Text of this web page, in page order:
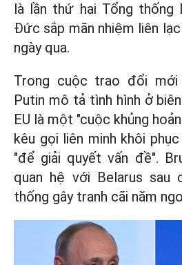
là lần thứ hai Tổng thống
Đức sắp mãn nhiệm liên
ngày qua.
Trong cuộc trao đổi mới
Putin mô tả tình hình ở
EU là một "cuộc khủng
kêu gọi liên minh khôi
"để giải quyết vấn đề".
quan hệ với Belarus sau
thống gây tranh cãi năm